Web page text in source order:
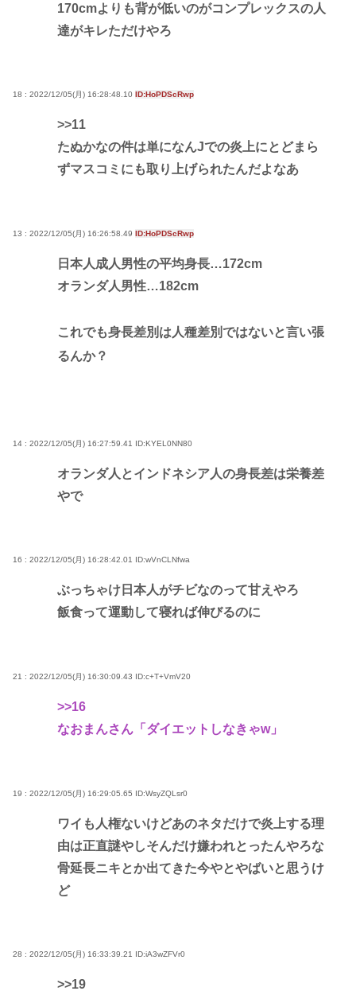
170cmよりも背が低いのがコンプレックスの人
達がキレただけやろ
18 : 2022/12/05(月) 16:28:48.10 ID:HoPDScRwp
>>11
たぬかなの件は単になんJでの炎上にとどまら
ずマスコミにも取り上げられたんだよなあ
13 : 2022/12/05(月) 16:26:58.49 ID:HoPDScRwp
日本人成人男性の平均身長…172cm
オランダ人男性…182cm
これでも身長差別は人種差別ではないと言い張
るんか？
14 : 2022/12/05(月) 16:27:59.41 ID:KYEL0NN80
オランダ人とインドネシア人の身長差は栄養差
やで
16 : 2022/12/05(月) 16:28:42.01 ID:wVnCLNfwa
ぶっちゃけ日本人がチビなのって甘えやろ
飯食って運動して寝れば伸びるのに
21 : 2022/12/05(月) 16:30:09.43 ID:c+T+VmV20
>>16
なおまんさん「ダイエットしなきゃw」
19 : 2022/12/05(月) 16:29:05.65 ID:WsyZQLsr0
ワイも人権ないけどあのネタだけで炎上する理
由は正直謎やしそんだけ嫌われとったんやろな
骨延長ニキとか出てきた今やとやばいと思うけ
ど
28 : 2022/12/05(月) 16:33:39.21 ID:iA3wZFVr0
>>19